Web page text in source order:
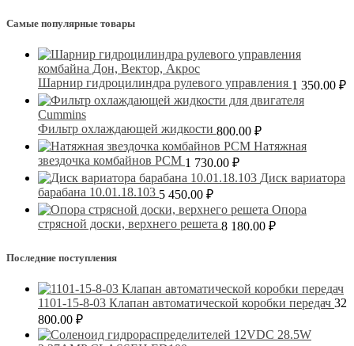
Самые популярные товары
Шарнир гидроцилиндра рулевого управления 1 350.00 ₽
Фильтр охлаждающей жидкости 800.00 ₽
Натяжная
звездочка комбайнов РСМ 1 730.00 ₽
Диск вариатора
барабана 10.01.18.103 5 450.00 ₽
Опора
стрясной доски, верхнего решета 8 180.00 ₽
Последние поступления
1101-15-8-03 Клапан автоматической коробки передач 32
800.00 ₽